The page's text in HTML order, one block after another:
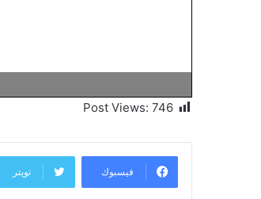
Post Views: 746
فيسبوك تويتر